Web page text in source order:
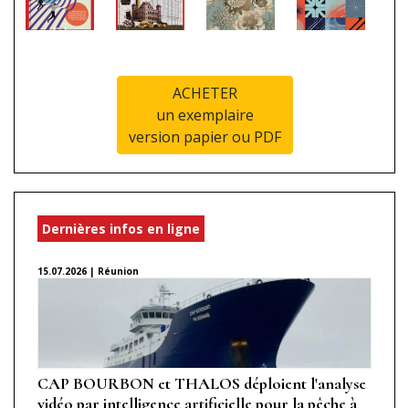
ACHETER
un exemplaire
version papier ou PDF
Dernières infos en ligne
15.07.2026 | Réunion
CAP BOURBON et THALOS déploient l'analyse
vidéo par intelligence artificielle pour la pêche à